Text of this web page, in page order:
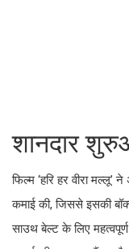
शानदार
फिल्म ‘हरि हर वीरा मल्लू’
कमाई की, जिससे इसकी
साउथ बेल्ट के लिए